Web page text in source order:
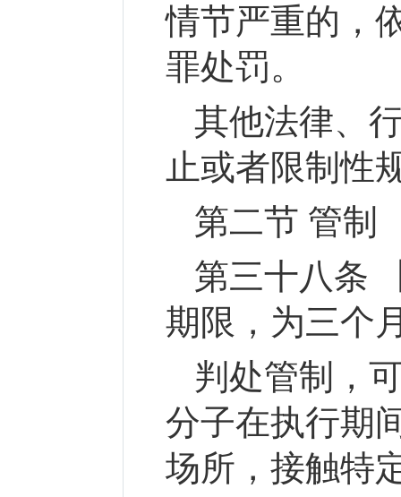
情节严重的，
罪处罚。
其他法律、
止或者限制性
第二节 管制
第三十八条
期限，为三个
判处管制，
分子在执行期
场所，接触特